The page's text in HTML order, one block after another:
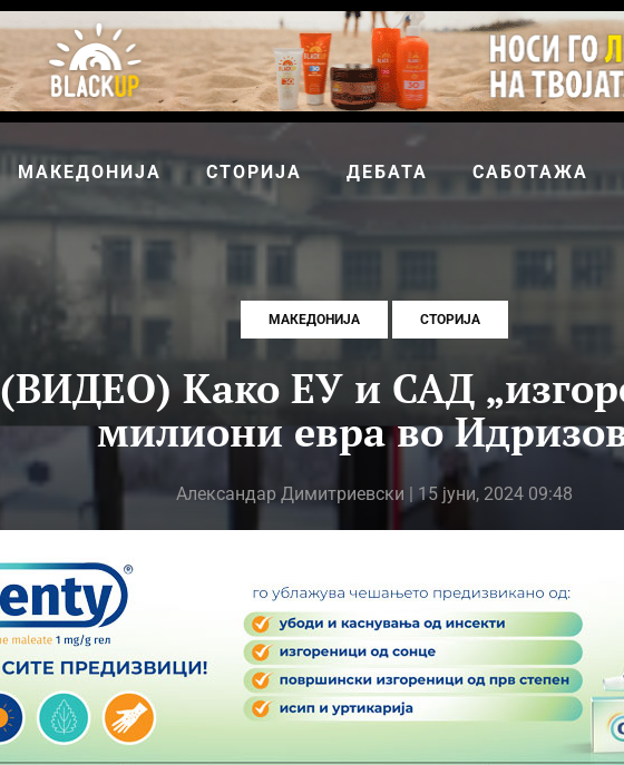
МАКЕДОНИЈА СТОРИЈА ДЕБАТА САБОТАЖА
МАКЕДОНИЈА СТОРИЈА
(ВИДЕО) Како ЕУ и САД
милиони евра во
Александар Димитриевски | 15 јуни, 2024 09:48